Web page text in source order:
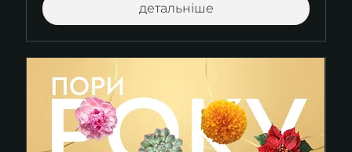
детальніше